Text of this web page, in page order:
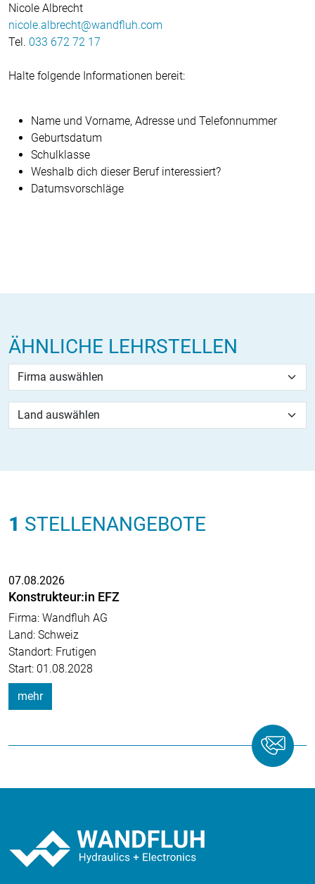
Nicole Albrecht
nicole.albrecht
wandfluh com
Tel. 033 672 72 17
Halte folgende Informationen bereit:
Name und Vorname, Adresse und Telefonnummer
Geburtsdatum
Schulklasse
Weshalb dich dieser Beruf interessiert?
Datumsvorschläge
ÄHNLICHE LEHRSTELLEN
1 STELLENANGEBOTE
07.08.2026
Konstrukteur:in EFZ
Firma: Wandfluh AG
Land: Schweiz
Standort: Frutigen
Start: 01.08.2028
mehr